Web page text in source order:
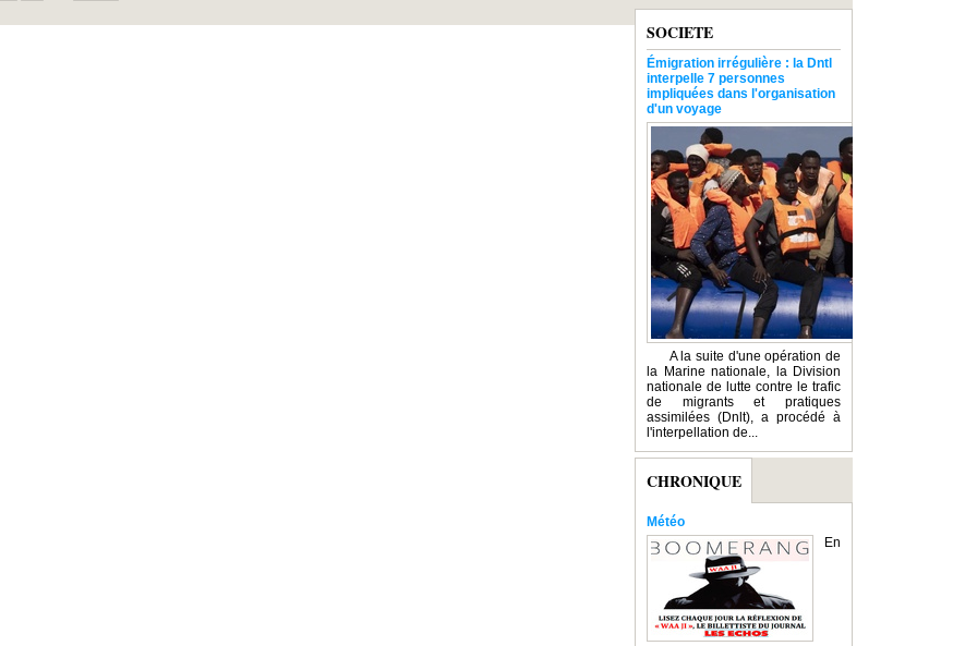
SOCIETE
Émigration irrégulière : la Dntl
interpelle 7 personnes
impliquées dans l'organisation
d'un voyage
A la suite d'une opération de
la Marine nationale, la Division
nationale de lutte contre le trafic
de migrants et pratiques
assimilées (Dnlt), a procédé à
l'interpellation de...
CHRONIQUE
Météo
En